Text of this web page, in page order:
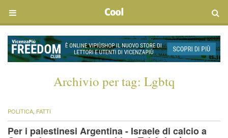
Archivio per tag: Lgbtq
POLITICA, FATTI
Per i palestinesi Argentina - Israele di calcio a